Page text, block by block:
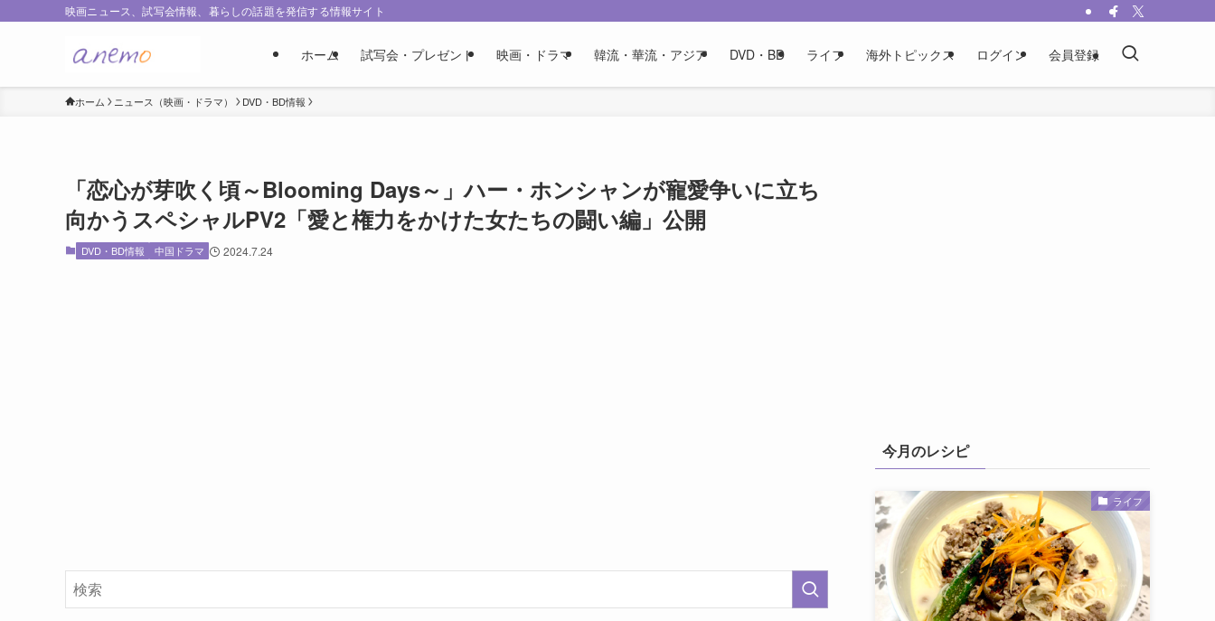
映画ニュース、試写会情報、暮らしの話題を発信する情報サイト
ホーム 試写会・プレゼント 映画・ドラマ 韓流・華流・アジア DVD・BD ライフ 海外トピックス ログイン 会員登録
ホーム ニュース（映画・ドラマ） DVD・BD情報
「恋心が芽吹く頃～Blooming Days～」ハー・ホンシャンが寵愛争いに立ち
向かうスペシャルPV2「愛と権力をかけた女たちの闘い編」公開
DVD・BD情報 中国ドラマ 2024.7.24
今月のレシピ
ライフ